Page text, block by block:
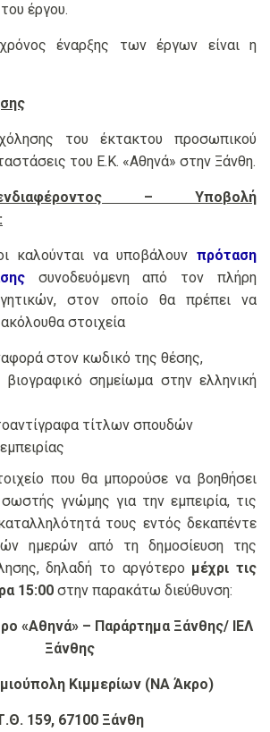
έργου.
έναρξης των έργων είναι η
του έκτακτου προσωπικού
του Ε.Κ. «Αθηνά» στην Ξάνθη.
– Υποβολή
καλούνται να υποβάλουν πρόταση
συνοδευόμενη από τον πλήρη
στον οποίο θα πρέπει να
στοιχεία
στον κωδικό της θέσης,
σημείωμα στην ελληνική
τίτλων σπουδών
που θα μπορούσε να βοηθήσει
γνώμης για την εμπειρία, τις
τους εντός δεκαπέντε
ημερών από τη δημοσίευση της
δηλαδή το αργότερο μέχριτις
15:00 στην παρακάτω διεύθυνση:
«Αθηνά» – Παράρτημα Ξάνθης/ ΙΕΛ
Ξάνθης
Κιμμερίων (ΝΑ Άκρο)
159, 67100 Ξάνθη